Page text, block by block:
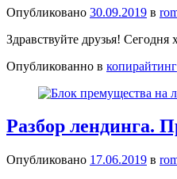
Опубликовано 30.09.2019 в
Здравствуйте друзья!
Опубликованно в копирайтинг
Разбор лендинга.
Опубликовано 17.06.2019 в